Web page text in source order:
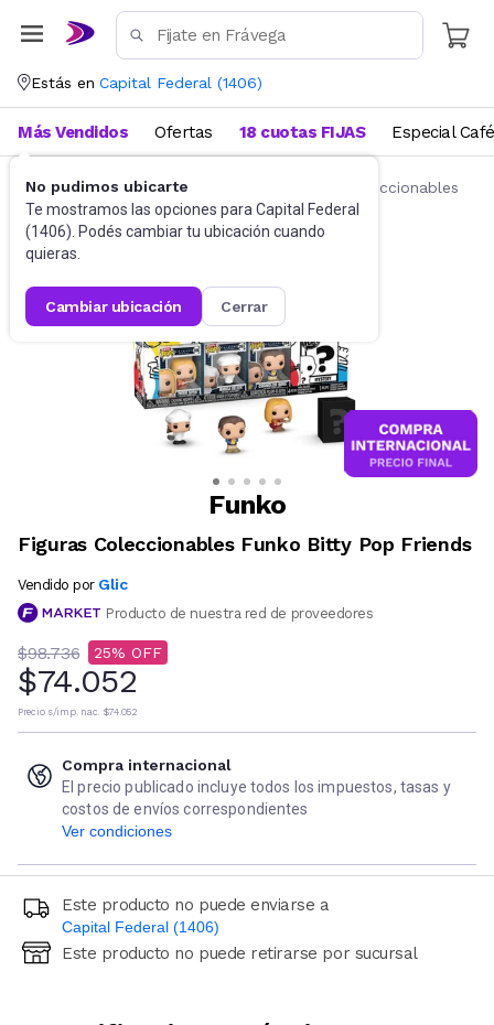
Estás en Capital Federal (1406)
No pudimos ubicarte
Te mostramos las opciones para Capital Federal
(1406). Podés cambiar tu ubicación cuando
quieras.
cambiar ubicación cerrar
Más Vendidos Ofertas 18 cuotas FIJAS Especial Café
Juguetes y Juegos Figuras de acción y coleccionables
Funko
Figuras Coleccionables Funko Bitty Pop Friends
Vendido por Glic
Producto de nuestra red de proveedores
$98.736 25
$74.052
Precio s/imp. nac. $74.052
Compra internacional
El precio publicado incluye todos los impuestos, tasas y
costos de envíos correspondientes
Ver condiciones
Este producto no puede enviarse a
Capital Federal (1406)
Ingresá código postal (sólo números)
Este producto no puede retirarse por sucursal